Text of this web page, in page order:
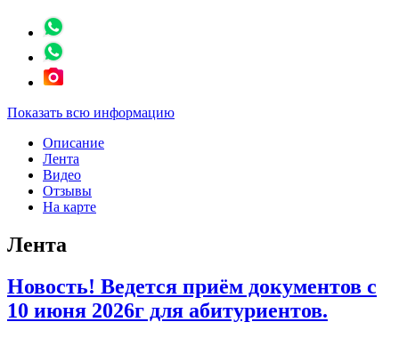
Показать всю информацию
Описание
Лента
Видео
Отзывы
На карте
Лента
Новость! Ведется приём документов с
10 июня 2026г для абитуриентов.